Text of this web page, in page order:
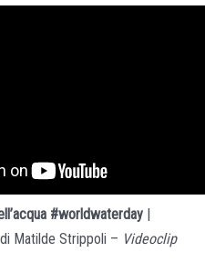
#worldwaterday |
Matilde Strippoli – Videoclip